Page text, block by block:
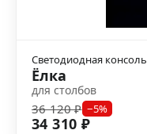
Светодиодная консоль
Ёлка
для столбов
36 120 ₽ −5%
34 310 ₽